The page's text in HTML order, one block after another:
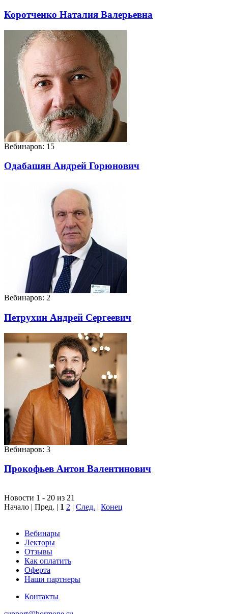
Коротченко Наталия Валерьевна
Вебинаров: 15
Одабашян Андрей Горюнович
Вебинаров: 2
Петрухин Андрей Сергеевич
Вебинаров: 3
Прокофьев Антон Валентинович
Новости 1 - 20 из 21
Начало | Пред. | 1 2 | След. | Конец
Вебинары
Лекторы
Отзывы
Как оплатить
Оферта
Наши партнеры
Контакты